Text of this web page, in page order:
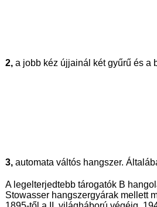
2, a jobb kéz újjainál két gyűrű és a
3, automata váltós hangszer.
A legelterjedtebb tárogatók B
Stowasser hangszergyárak mellett